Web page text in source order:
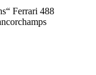
Ferrari 488